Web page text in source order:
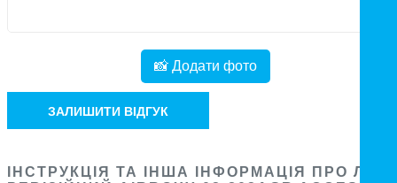
📸 Додати фото
ЗАЛИШИТИ ВІДГУК
ІНСТРУКЦІЯ ТА ІНША ІНФОРМАЦІЯ ПРО ЛЮК